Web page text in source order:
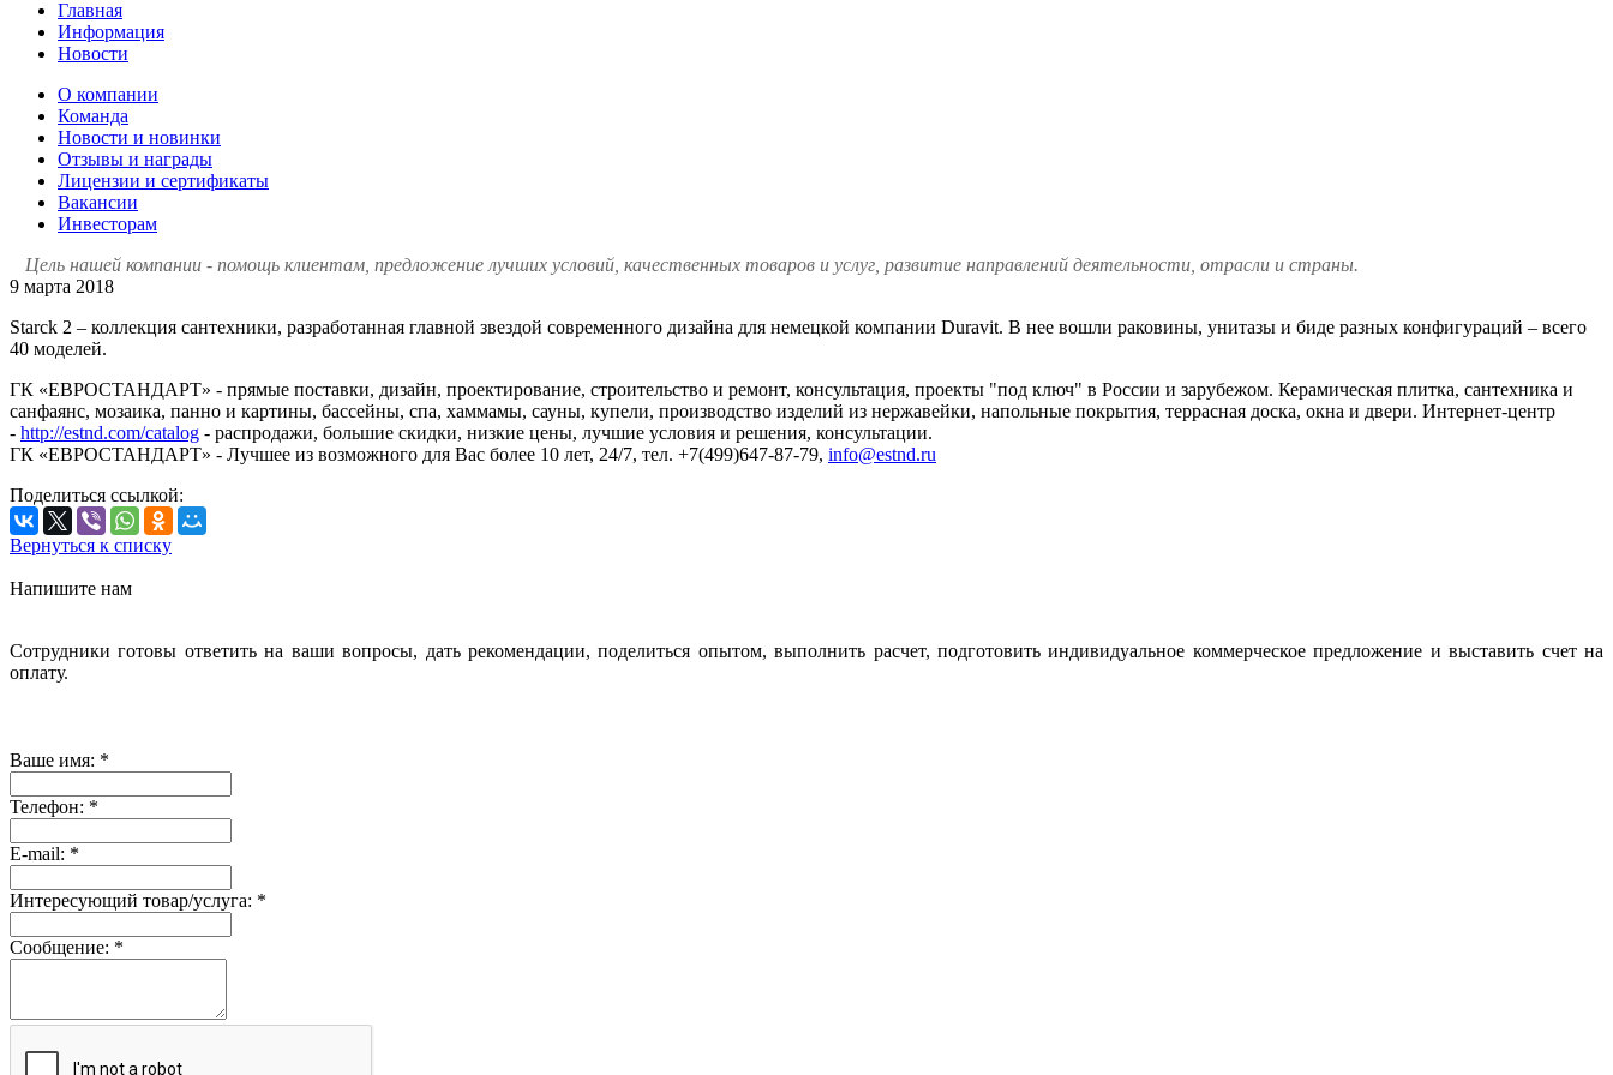
Главная
Информация
Новости
О компании
Команда
Новости и новинки
Отзывы и награды
Лицензии и сертификаты
Вакансии
Инвесторам
Цель нашей компании - помощь клиентам, предложение лучших условий, качественных товаров и услуг, развитие направлений деятельности, отрасли и страны.
9 марта 2018
Starck 2 – коллекция сантехники, разработанная главной звездой современного дизайна для немецкой компании Duravit. В нее вошли раковины, унитазы и биде разных конфигураций – всего
40 моделей.
ГК «ЕВРОСТАНДАРТ» - прямые поставки, дизайн, проектирование, строительство и ремонт, консультация, проекты "под ключ" в России и зарубежом. Керамическая плитка, сантехника и
санфаянс, мозаика, панно и картины, бассейны, спа, хаммамы, сауны, купели, производство изделий из нержавейки, напольные покрытия, террасная доска, окна и двери. Интернет-центр
- http://estnd.com/catalog - распродажи, большие скидки, низкие цены, лучшие условия и решения, консультации.
ГК «ЕВРОСТАНДАРТ» - Лучшее из возможного для Вас более 10 лет, 24/7, тел. +7(499)647-87-79, info@estnd.ru
Поделиться ссылкой:
Вернуться к списку
Напишите нам
Сотрудники готовы ответить на ваши вопросы, дать рекомендации, поделиться опытом, выполнить расчет, подготовить индивидуальное коммерческое предложение и выставить счет на
оплату.
Ваше имя: *
Телефон: *
E-mail: *
Интересующий товар/услуга: *
Сообщение: *